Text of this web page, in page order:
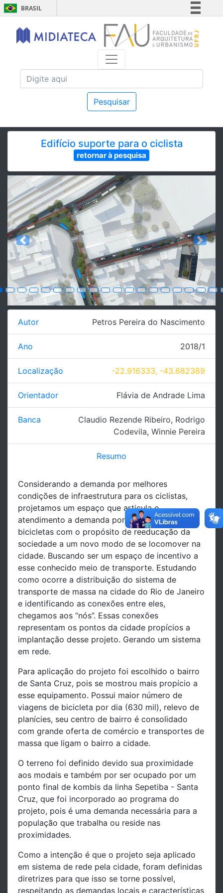
BRASIL
Simplifique!
Comunica BR
Acesso à informação
Pesquisar
Edifício suporte para o ciclista
retornar à pesquisa
Previous Next
Autor Petros Pereira do Nascimento
Ano 2018/1
Localização -22.916333, -43.682389
Orientador Flávia de Andrade Lima
Banca Claudio Rezende Ribeiro, Rodrigo
Codevila, Winnie Pereira
Resumo
Considerando a demanda por melhores
condições de infraestrutura para os ciclistas,
projetamos um espaço que articula o
atendimento a demanda por um local para as
bicicletas com o propósito de reeducação da
sociedade a um novo modo de se locomover na
cidade. Buscando ser um espaço de incentivo a
esse conhecido meio de transporte. Estudando
como ocorre a distribuição do sistema de
transporte de massa na cidade do Rio de Janeiro
e identificando as conexões entre eles,
chegamos aos “nós”. Essas conexões
representam os pontos da cidade propícios a
implantação desse projeto. Gerando um sistema
em rede.
Para aplicação do projeto foi escolhido o bairro
de Santa Cruz, pois se mostrou mais propício a
esse equipamento. Possui maior número de
viagens de bicicleta por dia (630 mil), relevo de
planícies, seu centro de bairro é consolidado
com grande oferta de comércio e transportes de
massa que ligam o bairro a cidade.
O terreno foi definido devido sua proximidade
aos modais e também por ser ocupado por um
ponto final de kombis da linha Sepetiba - Santa
Cruz, que foi incorporado ao programa do
projeto, pois é uma demanda necessária para a
população que trabalha ou reside nas
proximidades.
Como a intenção é que o projeto seja aplicado
em sistema de rede pela cidade, foram definidas
diretrizes para que isso se torne possível,
respeitando as demandas locais e características